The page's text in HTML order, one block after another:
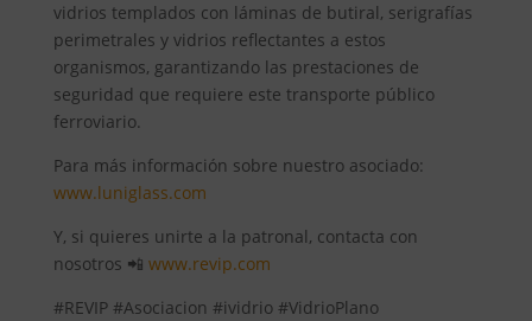
vidrios templados con láminas de butiral, serigrafías
perimetrales y vidrios reflectantes a estos
organismos, garantizando las prestaciones de
seguridad que requiere este transporte público
ferroviario.
Para más información sobre nuestro asociado:
www.luniglass.com
Y, si quieres unirte a la patronal, contacta con
nosotros 📲 www.revip.com
#REVIP #Asociacion #ividrio #VidrioPlano